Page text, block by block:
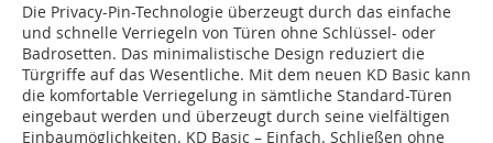
Die Privacy-Pin-Technologie überzeugt durch das einfache
und schnelle Verriegeln von Türen ohne Schlüssel- oder
Badrosetten. Das minimalistische Design reduziert die
Türgriffe auf das Wesentliche. Mit dem neuen KD Basic kann
die komfortable Verriegelung in sämtliche Standard-Türen
eingebaut werden und überzeugt durch seine vielfältigen
Einbaumöglichkeiten. KD Basic – Einfach. Schließen ohne